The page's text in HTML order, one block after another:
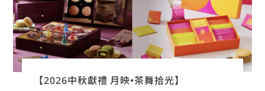
【2026中秋獻禮 月映•茶舞拾光】